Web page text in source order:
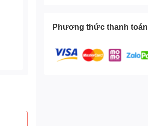
Phương thức thanh toán